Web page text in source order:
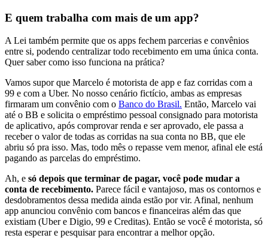
E quem trabalha com mais de um app?
A Lei também permite que os apps fechem parcerias e convênios
entre si, podendo centralizar todo recebimento em uma única conta.
Quer saber como isso funciona na prática?
Vamos supor que Marcelo é motorista de app e faz corridas com a
99 e com a Uber. No nosso cenário fictício, ambas as empresas
firmaram um convênio com o Banco do Brasil. Então, Marcelo vai
até o BB e solicita o empréstimo pessoal consignado para motorista
de aplicativo, após comprovar renda e ser aprovado, ele passa a
receber o valor de todas as corridas na sua conta no BB, que ele
abriu só pra isso. Mas, todo mês o repasse vem menor, afinal ele está
pagando as parcelas do empréstimo.
Ah, e só depois que terminar de pagar, você pode mudar a
conta de recebimento. Parece fácil e vantajoso, mas os contornos e
desdobramentos dessa medida ainda estão por vir. Afinal, nenhum
app anunciou convênio com bancos e financeiras além das que
existiam (Uber e Digio, 99 e Creditas). Então se você é motorista, só
resta esperar e pesquisar para encontrar a melhor opção.